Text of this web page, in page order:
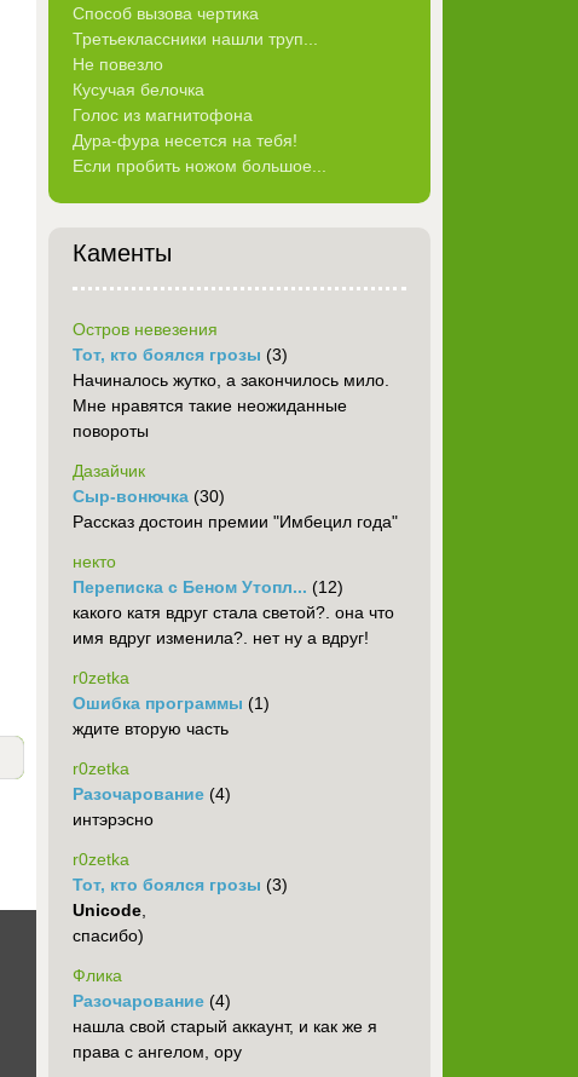
Способ вызова чертика
Третьеклассники нашли труп...
Не повезло
Кусучая белочка
Голос из магнитофона
Дура-фура несется на тебя!
Если пробить ножом большое...
Каменты
Остров невезения
Тот, кто боялся грозы (3)
Начиналось жутко, а закончилось мило.
Мне нравятся такие неожиданные
повороты
Дазайчик
Сыр-вонючка (30)
Рассказ достоин премии "Имбецил года"
некто
Переписка с Беном Утопл... (12)
какого катя вдруг стала светой?. она что
имя вдруг изменила?. нет ну а вдруг!
r0zetka
Ошибка программы (1)
ждите вторую часть
r0zetka
Разочарование (4)
интэрэсно
r0zetka
Тот, кто боялся грозы (3)
Unicode
спасибо)
Флика
Разочарование (4)
нашла свой старый аккаунт, и как же я
права с ангелом, ору